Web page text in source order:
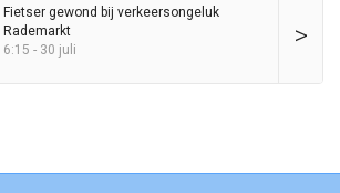
>
Fietser gewond bij verkeersongeluk
Rademarkt
6:15 - 30 juli